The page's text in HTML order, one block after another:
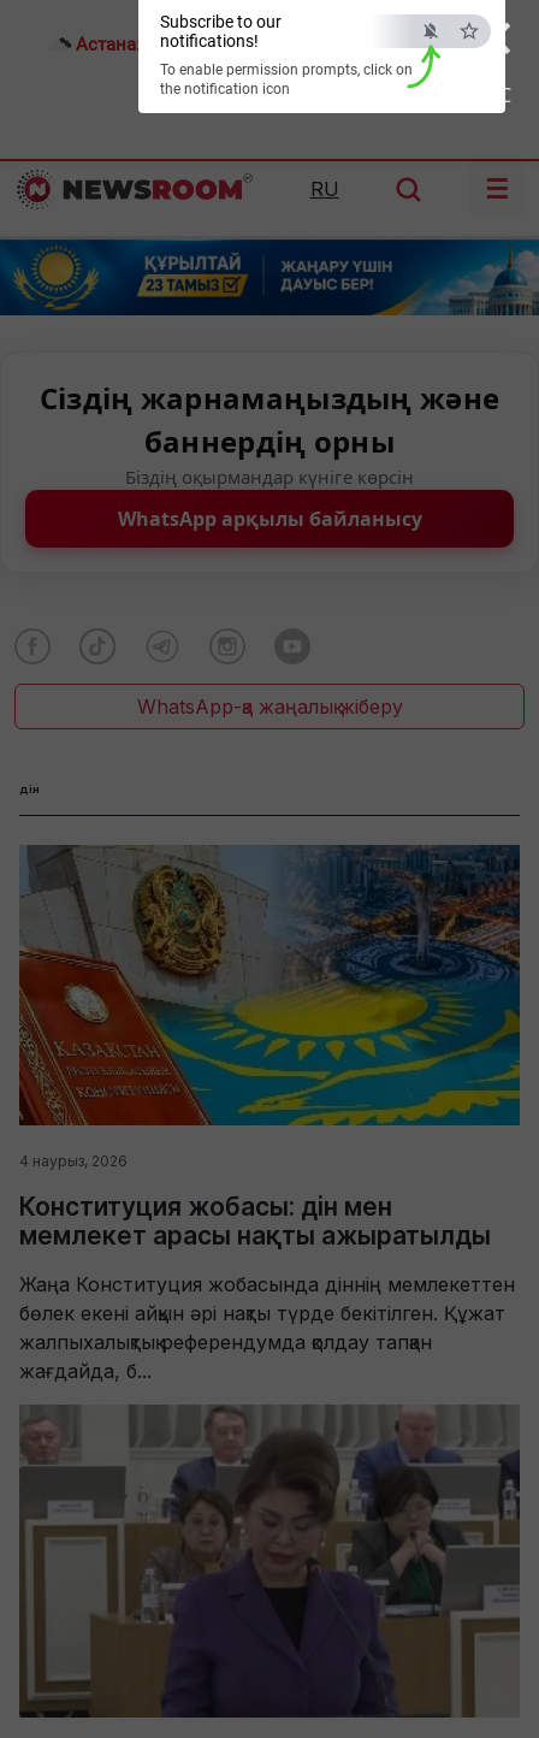
×
ESC
Subscribe to our
notifications!
To enable permission prompts, click on
the notification icon
Астана: 26°C Алматы: Шымкент:36°C
RU ☰
Сіздің жарнамаңыздың және
баннердің орны
Біздің оқырмандар күніге көрсін
WhatsApp арқылы байланысу
WhatsApp-қа жаңалық жіберу
дін
4 наурыз, 2026
Конституция жобасы: дін мен
мемлекет арасы нақты ажыратылды
Жаңа Конституция жобасында діннің мемлекеттен
бөлек екені айқын әрі нақты түрде бекітілген. Құжат
жалпыхалықтық референдумда қолдау тапқан
жағдайда, б...